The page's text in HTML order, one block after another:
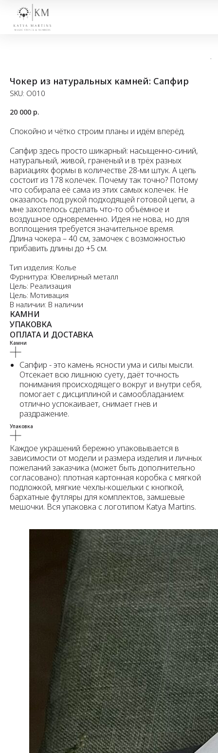
Чокер из натуральных камней: Сапфир
SKU: O010
20 000 р.
Спокойно и чётко строим планы и идём вперёд.
Сапфир здесь просто шикарный: насыщенно-синий,
натуральный, живой, граненый и в трёх разных
вариациях формы в количестве 28-ми штук. А цепь
состоит из 178 колечек. Почему так точно? Потому
что собирала её сама из этих самых колечек. Не
оказалось под рукой подходящей готовой цепи, а
мне захотелось сделать что-то объёмное и
воздушное одновременно. Идея не нова, но для
воплощения требуется значительное время.
Длина чокера – 40 см, замочек с возможностью
прибавить длины до +5 см.
Тип изделия: Колье
Фурнитура: Ювелирный металл
Цель: Реализация
Цель: Мотивация
В наличии: В наличии
КАМНИ
УПАКОВКА
ОПЛАТА И ДОСТАВКА
Камни
Сапфир - это камень ясности ума и силы мысли.
Отсекает всю лишнюю суету, даёт точность
понимания происходящего вокруг и внутри себя,
помогает с дисциплиной и самообладанием:
отлично успокаивает, снимает гнев и
раздражение.
Упаковка
Каждое украшений бережно упаковывается в
зависимости от модели и размера изделия и личных
пожеланий заказчика (может быть дополнительно
согласовано): плотная картонная коробка с мягкой
подложкой, мягкие чехлы-кошельки с кнопкой,
бархатные футляры для комплектов, замшевые
мешочки. Вся упаковка с логотипом Katya Martins.